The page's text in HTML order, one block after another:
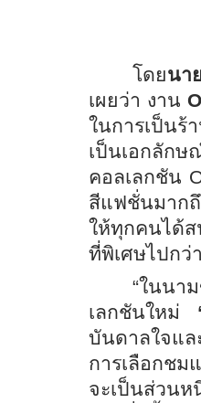
โดยนา
เผยว่า งาน
ในการเป็น
เป็นเอกลัก
คอลเลกชัน
สีแฟชั่นมากถึ
ให้ทุกคนได้ส
ที่พิเศษไปกว่
“ในนา
เลกชันใหม่
บันดาลใจแ
การเลือกชม
จะเป็นส่วน